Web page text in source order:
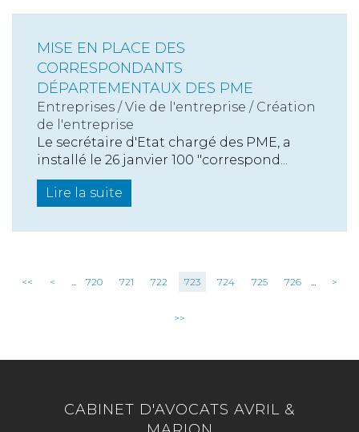
MISE EN PLACE DES
CORRESPONDANTS
DÉPARTEMENTAUX DES PME
Entreprises /Vie de l'entreprise / Création
de l'entreprise
Le secrétaire d'Etat chargé des PME, a
installé le 26 janvier 100 "correspond...
Lire la suite
<< < ... 720 721 722 723 724 725 726 ... >
>>
CABINET D'AVOCATS AVRIL &